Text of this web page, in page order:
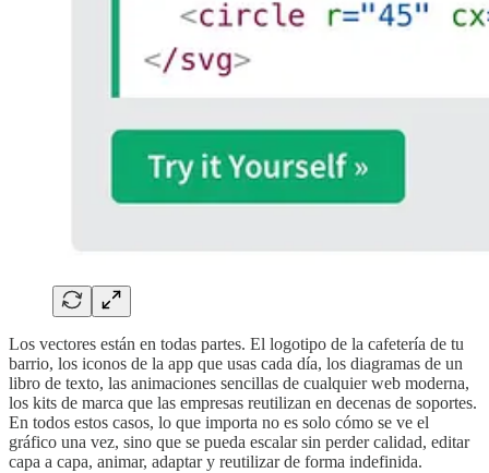
Los vectores están en todas partes. El logotipo de la cafetería de tu
barrio, los iconos de la app que usas cada día, los diagramas de un
libro de texto, las animaciones sencillas de cualquier web moderna,
los kits de marca que las empresas reutilizan en decenas de soportes.
En todos estos casos, lo que importa no es solo cómo se ve el
gráfico una vez, sino que se pueda escalar sin perder calidad, editar
capa a capa, animar, adaptar y reutilizar de forma indefinida.